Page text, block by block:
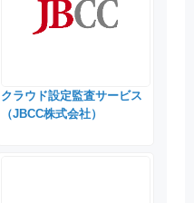
クラウド設定監査サービス
（JBCC株式会社）